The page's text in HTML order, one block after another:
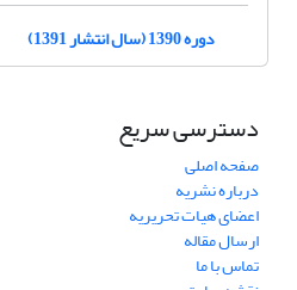
دوره 1390 (سال انتشار 1391)
دسترسی سریع
صفحه اصلی
درباره نشریه
اعضای هیات تحریریه
ارسال مقاله
تماس با ما